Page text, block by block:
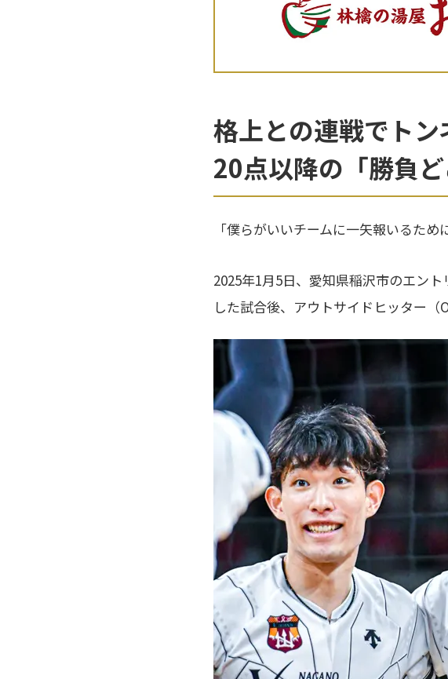
格上との連戦でトン
20点以降の「勝負
「僕らがいいチームに一矢報いるた
2025年1月5日、愛知県稲沢市のエン
した試合後、アウトサイドヒッター（